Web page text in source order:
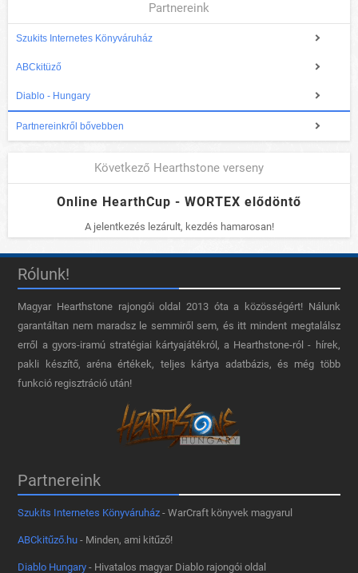
Partnereink
Szukits Internetes Könyváruház
ABCkitüző
Diablo - Hungary
Partnereinkről bővebben
Következő Hearthstone verseny
Online HearthCup - WORTEX elődöntő
A jelentkezés lezárult, kezdés hamarosan!
Rólunk!
Magyar Hearthstone​ rajongói oldal 2013 óta a közösségért! Nálunk
garantáltan nem maradsz le semmiről sem, és itt mindent megtalálsz
erről a gyors-iramú stratégiai kártyajátékról, a Hearthstone-ról - hírek,
pakli készítő, aréna értékek, teljes kártya adatbázis, és még több
funkció regisztráció után!
Partnereink
Szukits Internetes Könyváruház - WarCraft könyvek magyarul
ABCkitűző.hu - Minden, ami kitűző!
Diablo Hungary - Hivatalos magyar Diablo rajongói oldal